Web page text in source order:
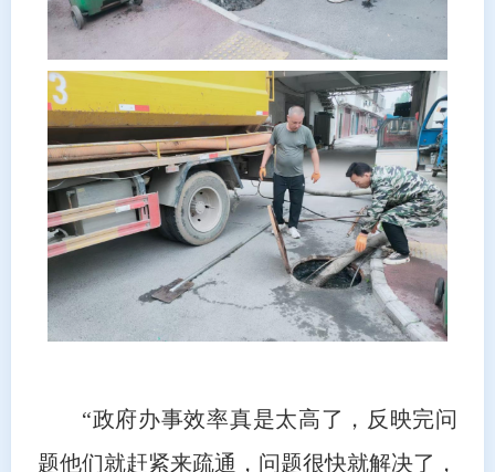
“政府办事效率真是太高了，反映完问
题他们就赶紧来疏通，问题很快就解决了，